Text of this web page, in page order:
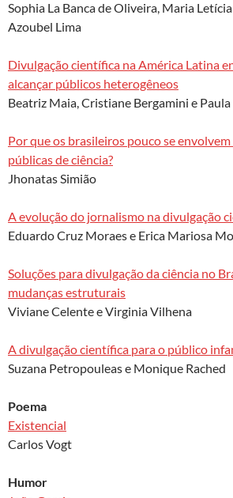
Sophia La Banca de Oliveira, Maria
Azoubel Lima
Divulgação científica na América Latina
alcançar públicos heterogêneos
Beatriz Maia, Cristiane Bergamini e
Por que os brasileiros pouco se
públicas de ciência?
Jhonatas Simião
A evolução do jornalismo na divulgação
Eduardo Cruz Moraes e Erica Mariosa
Soluções para divulgação da ciência no
mudanças estruturais
Viviane Celente e Virginia Vilhena
A divulgação científica para o público
Suzana Petropouleas e Monique Rached
Poema
Existencial
Carlos Vogt
Humor